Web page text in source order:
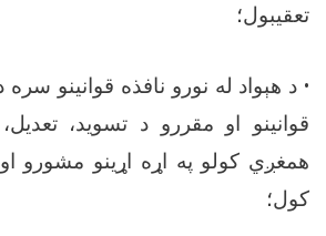
تعقیبول؛
• د هېواد له نورو نافذه قوانینو سره
قوانینو او مقررو د تسوید،
همغږي کولو په اړه اړینو مشورو
کول؛